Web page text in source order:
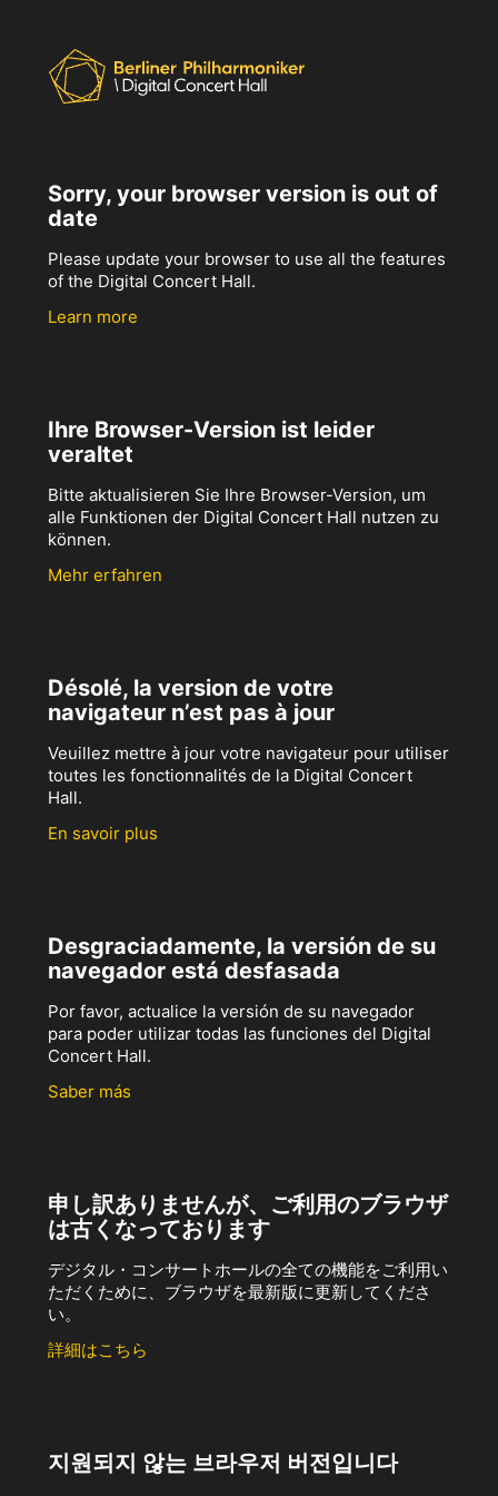
Sorry, your browser version is out of
date
Please update your browser to use all the features
of the Digital Concert Hall.
Learn more
Ihre Browser-Version ist leider
veraltet
Bitte aktualisieren Sie Ihre Browser-Version, um
alle Funktionen der Digital Concert Hall nutzen zu
können.
Mehr erfahren
Désolé, la version de votre
navigateur n’est pas à jour
Veuillez mettre à jour votre navigateur pour utiliser
toutes les fonctionnalités de la Digital Concert
Hall.
En savoir plus
Desgraciadamente, la versión de su
navegador está desfasada
Por favor, actualice la versión de su navegador
para poder utilizar todas las funciones del Digital
Concert Hall.
Saber más
申し訳ありませんが、ご利用のブラウザ
は古くなっております
デジタル・コンサートホールの全ての機能をご利用い
ただくために、ブラウザを最新版に更新してくださ
い。
詳細はこちら
지원되지 않는 브라우저 버전입니다